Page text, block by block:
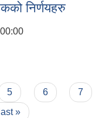
निर्णयहरु
5 6
7
last »